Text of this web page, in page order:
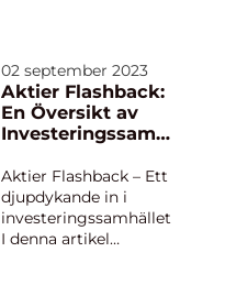
02 september 2023
Aktier Flashback:
En Översikt av
Investeringssamh
Aktier Flashback – Ett
djupdykande in i
investeringssamhället
I denna artikel